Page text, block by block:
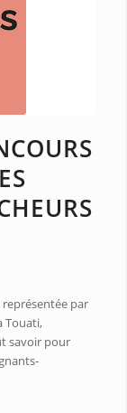
représentée par
Touati,
savoir pour